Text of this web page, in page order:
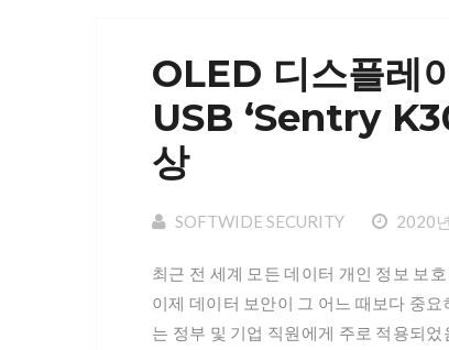
OLED 디스플레
USB ‘Sentry
상
SOFTWIDE SECURITY 2020
최근 전 세계 모든 데이터 개인 정보 보
이제 데이터 보안이 그 어느 때보다 중
는 정부 및 기업 직원에게 주로 적용되